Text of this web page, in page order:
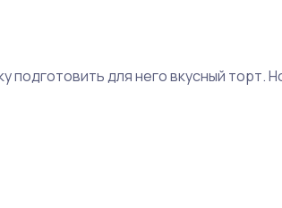
для него вкусный торт.